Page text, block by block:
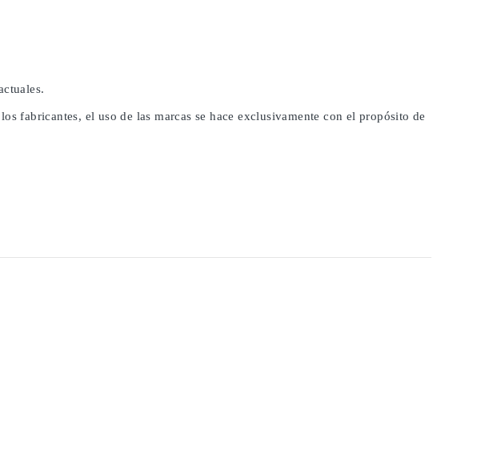
fabricantes, el uso de las marcas se hace exclusivamente con el propósito de